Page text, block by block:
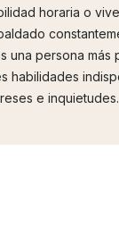
horaria o
persona más
habilidades
e inquietudes.